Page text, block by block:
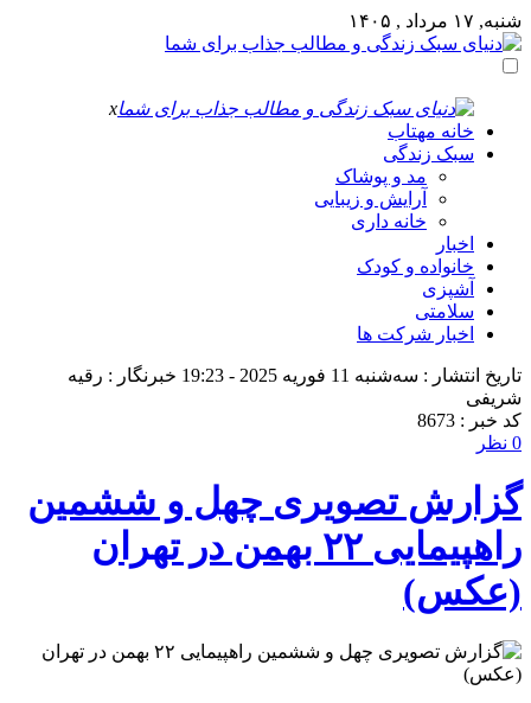
شنبه, ۱۷ مرداد , ۱۴۰۵
x
خانه مهتاب
سبک زندگی
مد و پوشاک
آرایش و زیبایی
خانه داری
اخبار
خانواده و کودک
آشپزی
سلامتی
اخبار شرکت ها
تاریخ انتشار : سه‌شنبه 11 فوریه 2025 - 19:23
خبرنگار : رقیه
شریفی
کد خبر : 8673
0 نظر
گزارش تصویری چهل و ششمین
راهپیمایی ۲۲ بهمن در تهران
(عکس)